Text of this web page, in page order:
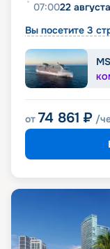
07:0022
Вы посетите 3
от 74 861 ₽ /